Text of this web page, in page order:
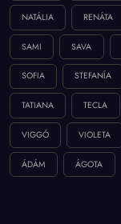
NATÁLIA RENÁTA
SAMI SAVA
SOFIA STEFANÍA
TATIANA TECLA
VIGGÓ VIOLETA
ÁDÁM ÁGOTA